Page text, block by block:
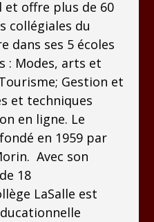
et offre plus de 60
collégiales du
dans ses 5 écoles
: Modes, arts et
Gestion et
et techniques
en ligne. Le
en 1959 par
Avec son
18
LaSalle est